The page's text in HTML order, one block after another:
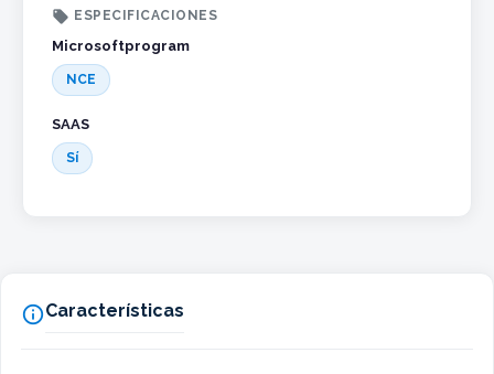
 ESPECIFICACIONES
Microsoftprogram
NCE
SAAS
Sí
Características